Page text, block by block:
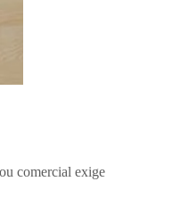
comercial exige